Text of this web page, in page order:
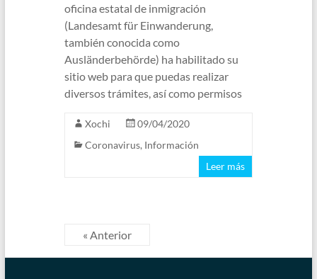
oficina estatal de inmigración
(Landesamt für Einwanderung,
también conocida como
Ausländerbehörde) ha habilitado su
sitio web para que puedas realizar
diversos trámites, así como permisos
Xochi
09/04/2020
Coronavirus, Información
Leer más
« Anterior